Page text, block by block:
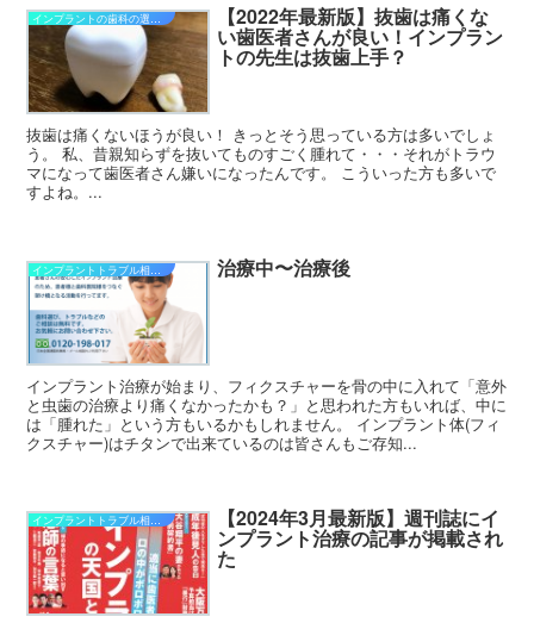
インプラントの歯科の選び方 【2022年最新版】抜歯は痛くな
い歯医者さんが良い！インプラン
トの先生は抜歯上手？
抜歯は痛くないほうが良い！ きっとそう思っている方は多いでしょ
う。 私、昔親知らずを抜いてものすごく腫れて・・・それがトラウ
マになって歯医者さん嫌いになったんです。 こういった方も多いで
すよね。...
インプラントトラブル相談室 治療中〜治療後
インプラント治療が始まり、フィクスチャーを骨の中に入れて「意外
と虫歯の治療より痛くなかったかも？」と思われた方もいれば、中に
は「腫れた」という方もいるかもしれません。 インプラント体(フィ
クスチャー)はチタンで出来ているのは皆さんもご存知...
インプラントトラブル相談室 【2024年3月最新版】週刊誌にイ
ンプラント治療の記事が掲載され
た